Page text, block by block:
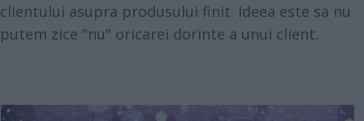
clientului asupra produsului finit. Ideea este sa nu
putem zice "nu" oricarei dorinte a unui client.